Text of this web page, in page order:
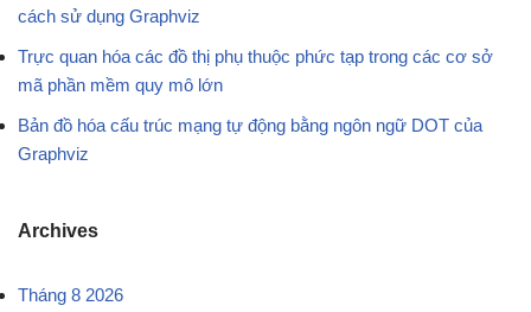
cách sử dụng Graphviz
Trực quan hóa các đồ thị phụ thuộc phức tạp trong các cơ sở
mã phần mềm quy mô lớn
Bản đồ hóa cấu trúc mạng tự động bằng ngôn ngữ DOT của
Graphviz
Archives
Tháng 8 2026